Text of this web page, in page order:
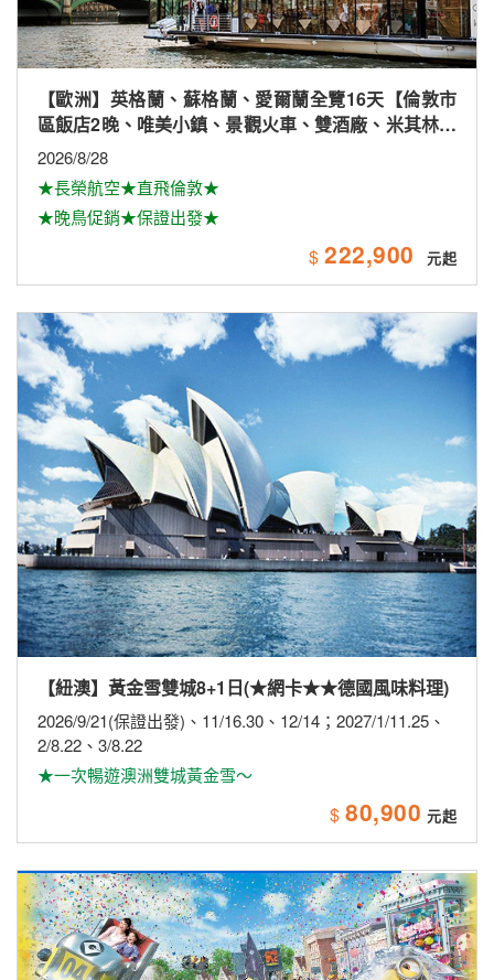
【歐洲】英格蘭、蘇格蘭、愛爾蘭全覽16天【倫敦市
區飯店2晚、唯美小鎮、景觀火車、雙酒廠、米其林、
雙大學城、下午茶
2026/8/28
★長榮航空★直飛倫敦★
★晚鳥促銷★保證出發★
$ 222,900
【紐澳】黃金雪雙城8+1日(★網卡★★德國風味料理)
2026/9/21(保證出發)、11/16.30、12/14；2027/1/11.25、
2/8.22、3/8.22
★一次暢遊澳洲雙城黃金雪～
$ 80,900